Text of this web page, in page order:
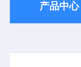
产品中心